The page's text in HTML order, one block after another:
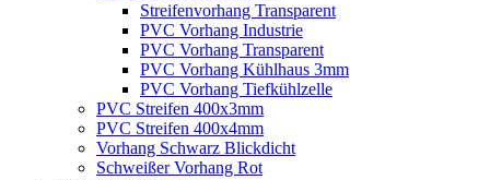
Streifenvorhang Transparent
PVC Vorhang Industrie
PVC Vorhang Transparent
PVC Vorhang Kühlhaus 3mm
PVC Vorhang Tiefkühlzelle
PVC Streifen 400x3mm
PVC Streifen 400x4mm
Vorhang Schwarz Blickdicht
Schweißer Vorhang Rot